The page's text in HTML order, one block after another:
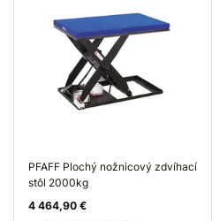
PFAFF Plochý nožnicový zdvíhací
stôl 2000kg
4 464,90 €